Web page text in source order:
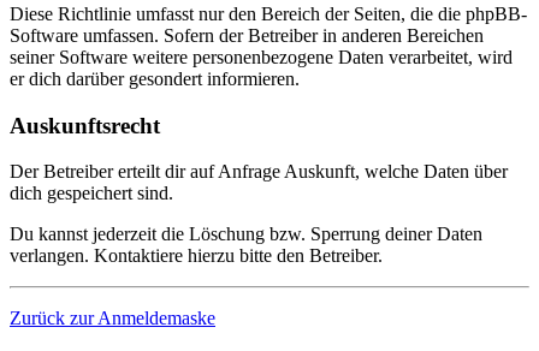
Diese Richtlinie umfasst nur den Bereich der Seiten, die die phpBB-
Software umfassen. Sofern der Betreiber in anderen Bereichen
seiner Software weitere personenbezogene Daten verarbeitet, wird
er dich darüber gesondert informieren.
Auskunftsrecht
Der Betreiber erteilt dir auf Anfrage Auskunft, welche Daten über
dich gespeichert sind.
Du kannst jederzeit die Löschung bzw. Sperrung deiner Daten
verlangen. Kontaktiere hierzu bitte den Betreiber.
Zurück zur Anmeldemaske